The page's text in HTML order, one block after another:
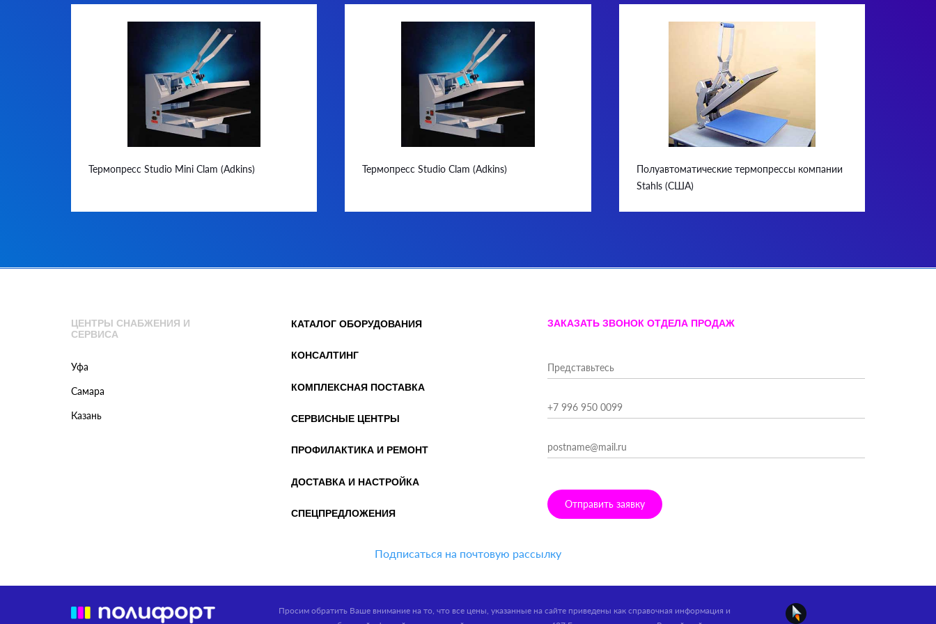
Термопресс Studio Mini Clam (Adkins) Термопресс Studio Clam (Adkins)
Полуавтоматические термопрессы компании
Stahls (США)
ЦЕНТРЫ СНАБЖЕНИЯ И
СЕРВИСА
Уфа
Самара
Казань
КАТАЛОГ ОБОРУДОВАНИЯ
КОНСАЛТИНГ
КОМПЛЕКСНАЯ ПОСТАВКА
СЕРВИСНЫЕ ЦЕНТРЫ
ПРОФИЛАКТИКА И РЕМОНТ
ДОСТАВКА И НАСТРОЙКА
СПЕЦПРЕДЛОЖЕНИЯ
ЗАКАЗАТЬ ЗВОНОК ОТДЕЛА ПРОДАЖ
Отправить заявку
Подписаться на почтовую рассылку
Просим обратить Ваше внимание на то, что все цены, указанные на сайте приведены как справочная информация и